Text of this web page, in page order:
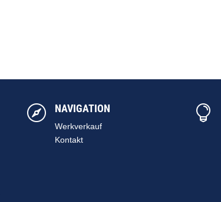
 NAVIGATION
Werkverkauf
Kontakt
